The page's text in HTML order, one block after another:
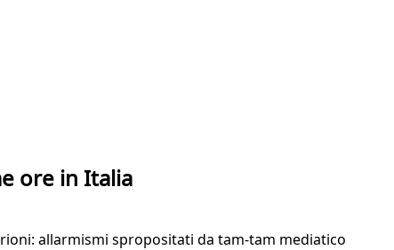
ore in Italia
allarmismi spropositati da tam-tam mediatico